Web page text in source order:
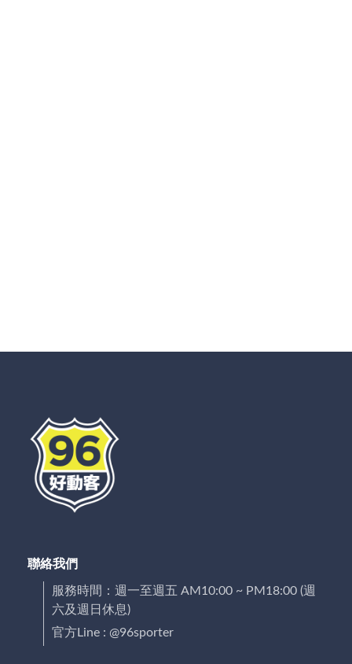
聯絡我們
服務時間：週一至週五 AM10:00 ~ PM18:00 (週
六及週日休息)
官方Line : @96sporter